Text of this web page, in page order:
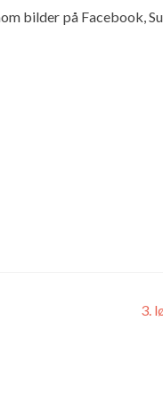
bilder på Facebook,
3.